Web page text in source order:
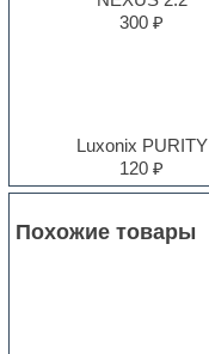
300 ₽
Luxonix PURITY
120 ₽
Похожие товары